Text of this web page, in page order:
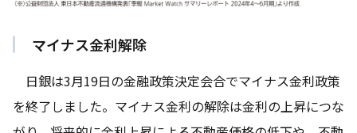
マイナス金利解除
日銀は3月19日の金融政策決定会合でマイナス金利政策
を終了しました。マイナス金利の解除は金利の上昇につな